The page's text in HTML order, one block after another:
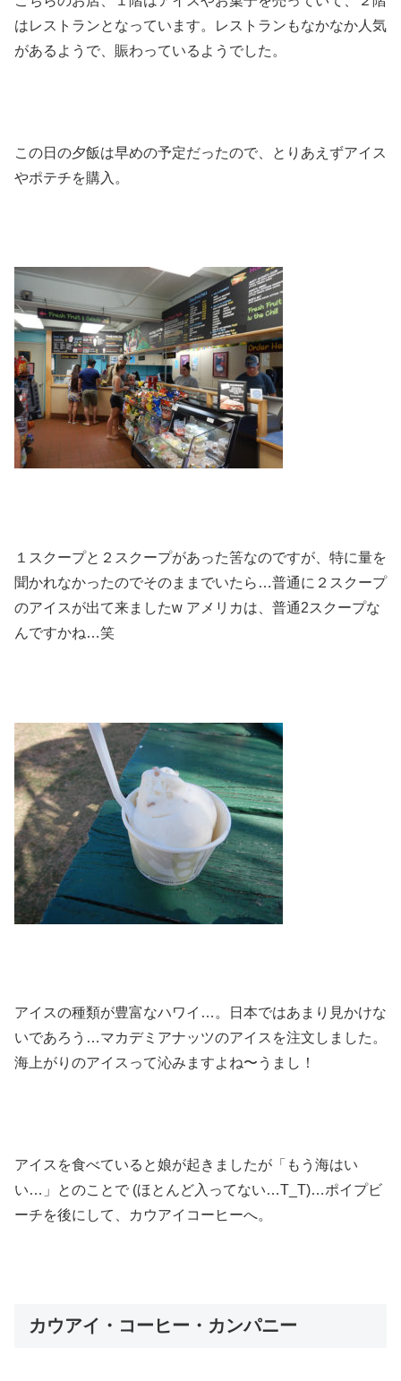
はレストランとなっています。レストランもなかなか人気
があるようで、賑わっているようでした。
この日の夕飯は早めの予定だったので、とりあえずアイス
やポテチを購入。
１スクープと２スクープがあった筈なのですが、特に量を
聞かれなかったのでそのままでいたら…普通に２スクープ
のアイスが出て来ましたw アメリカは、普通2スクープな
んですかね…笑
アイスの種類が豊富なハワイ…。日本ではあまり見かけな
いであろう…マカデミアナッツのアイスを注文しました。
海上がりのアイスって沁みますよね〜うまし！
アイスを食べていると娘が起きましたが「もう海はい
い…」とのことで (ほとんど入ってない…T_T)…ポイプビ
ーチを後にして、カウアイコーヒーへ。
カウアイ・コーヒー・カンパニー